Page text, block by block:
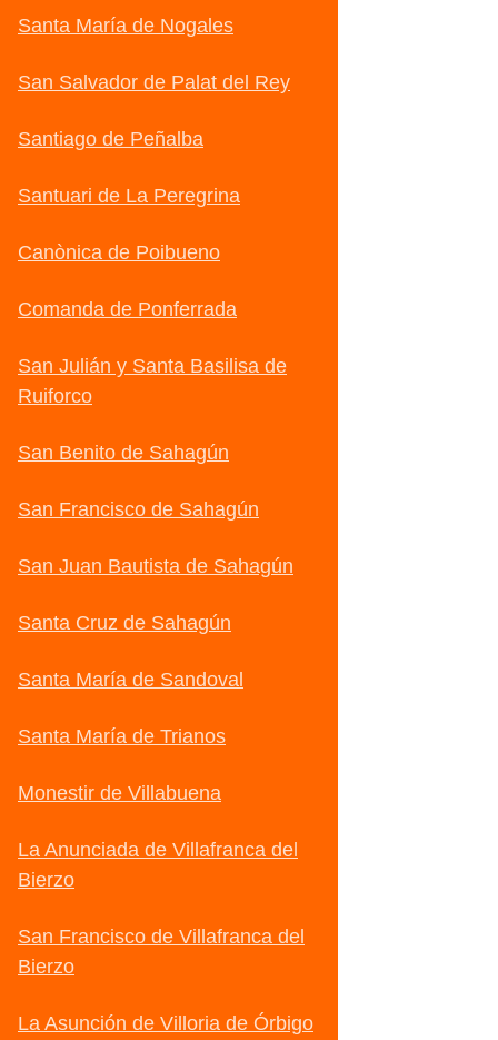
Santa María de Nogales
San Salvador de Palat del Rey
Santiago de Peñalba
Santuari de La Peregrina
Canònica de Poibueno
Comanda de Ponferrada
San Julián y Santa Basilisa de
Ruiforco
San Benito de Sahagún
San Francisco de Sahagún
San Juan Bautista de Sahagún
Santa Cruz de Sahagún
Santa María de Sandoval
Santa María de Trianos
Monestir de Villabuena
La Anunciada de Villafranca del
Bierzo
San Francisco de Villafranca del
Bierzo
La Asunción de Villoria de Órbigo